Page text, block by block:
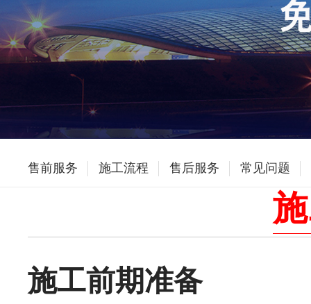
售前服务 施工流程 售后服务 常见问题
施工前期准备